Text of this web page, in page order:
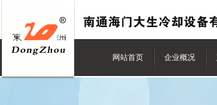
网站首页 企业概况